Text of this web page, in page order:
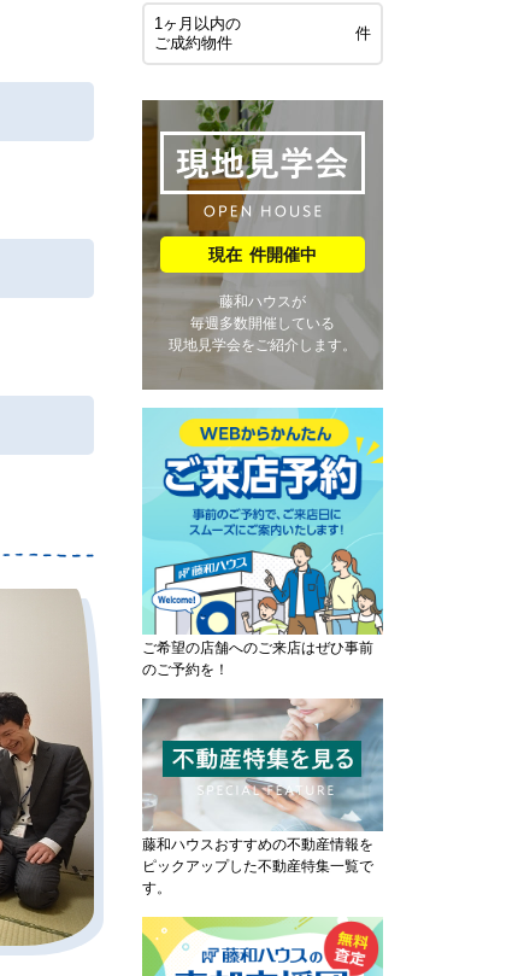
1ヶ月以内の
ご成約物件
件
件開催中
藤和ハウスが
毎週多数開催している
現地見学会をご紹介します。
ご希望の店舗へのご来店はぜひ事前
のご予約を！
藤和ハウスおすすめの不動産情報を
ピックアップした不動産特集一覧で
す。